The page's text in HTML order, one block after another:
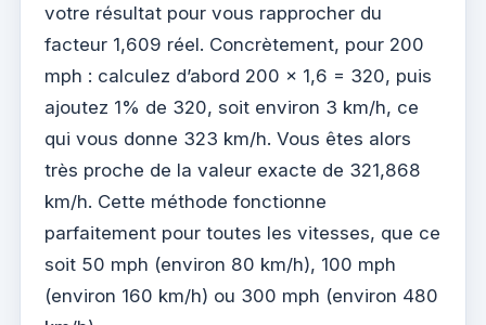
votre résultat pour vous rapprocher du
facteur 1,609 réel. Concrètement, pour 200
mph : calculez d’abord 200 × 1,6 = 320, puis
ajoutez 1% de 320, soit environ 3 km/h, ce
qui vous donne 323 km/h. Vous êtes alors
très proche de la valeur exacte de 321,868
km/h. Cette méthode fonctionne
parfaitement pour toutes les vitesses, que ce
soit 50 mph (environ 80 km/h), 100 mph
(environ 160 km/h) ou 300 mph (environ 480